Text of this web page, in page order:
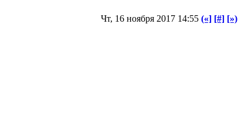
Чт, 16 ноября 2017 14:55 («] [#] [»)